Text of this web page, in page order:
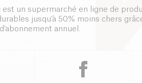
est un supermarché en ligne de
jusqu’à 50% moins chers
annuel.